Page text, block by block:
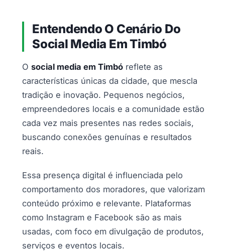
Entendendo O Cenário Do
Social Media Em Timbó
O social media em Timbó reflete as
características únicas da cidade, que mescla
tradição e inovação. Pequenos negócios,
empreendedores locais e a comunidade estão
cada vez mais presentes nas redes sociais,
buscando conexões genuínas e resultados
reais.
Essa presença digital é influenciada pelo
comportamento dos moradores, que valorizam
conteúdo próximo e relevante. Plataformas
como Instagram e Facebook são as mais
usadas, com foco em divulgação de produtos,
serviços e eventos locais.